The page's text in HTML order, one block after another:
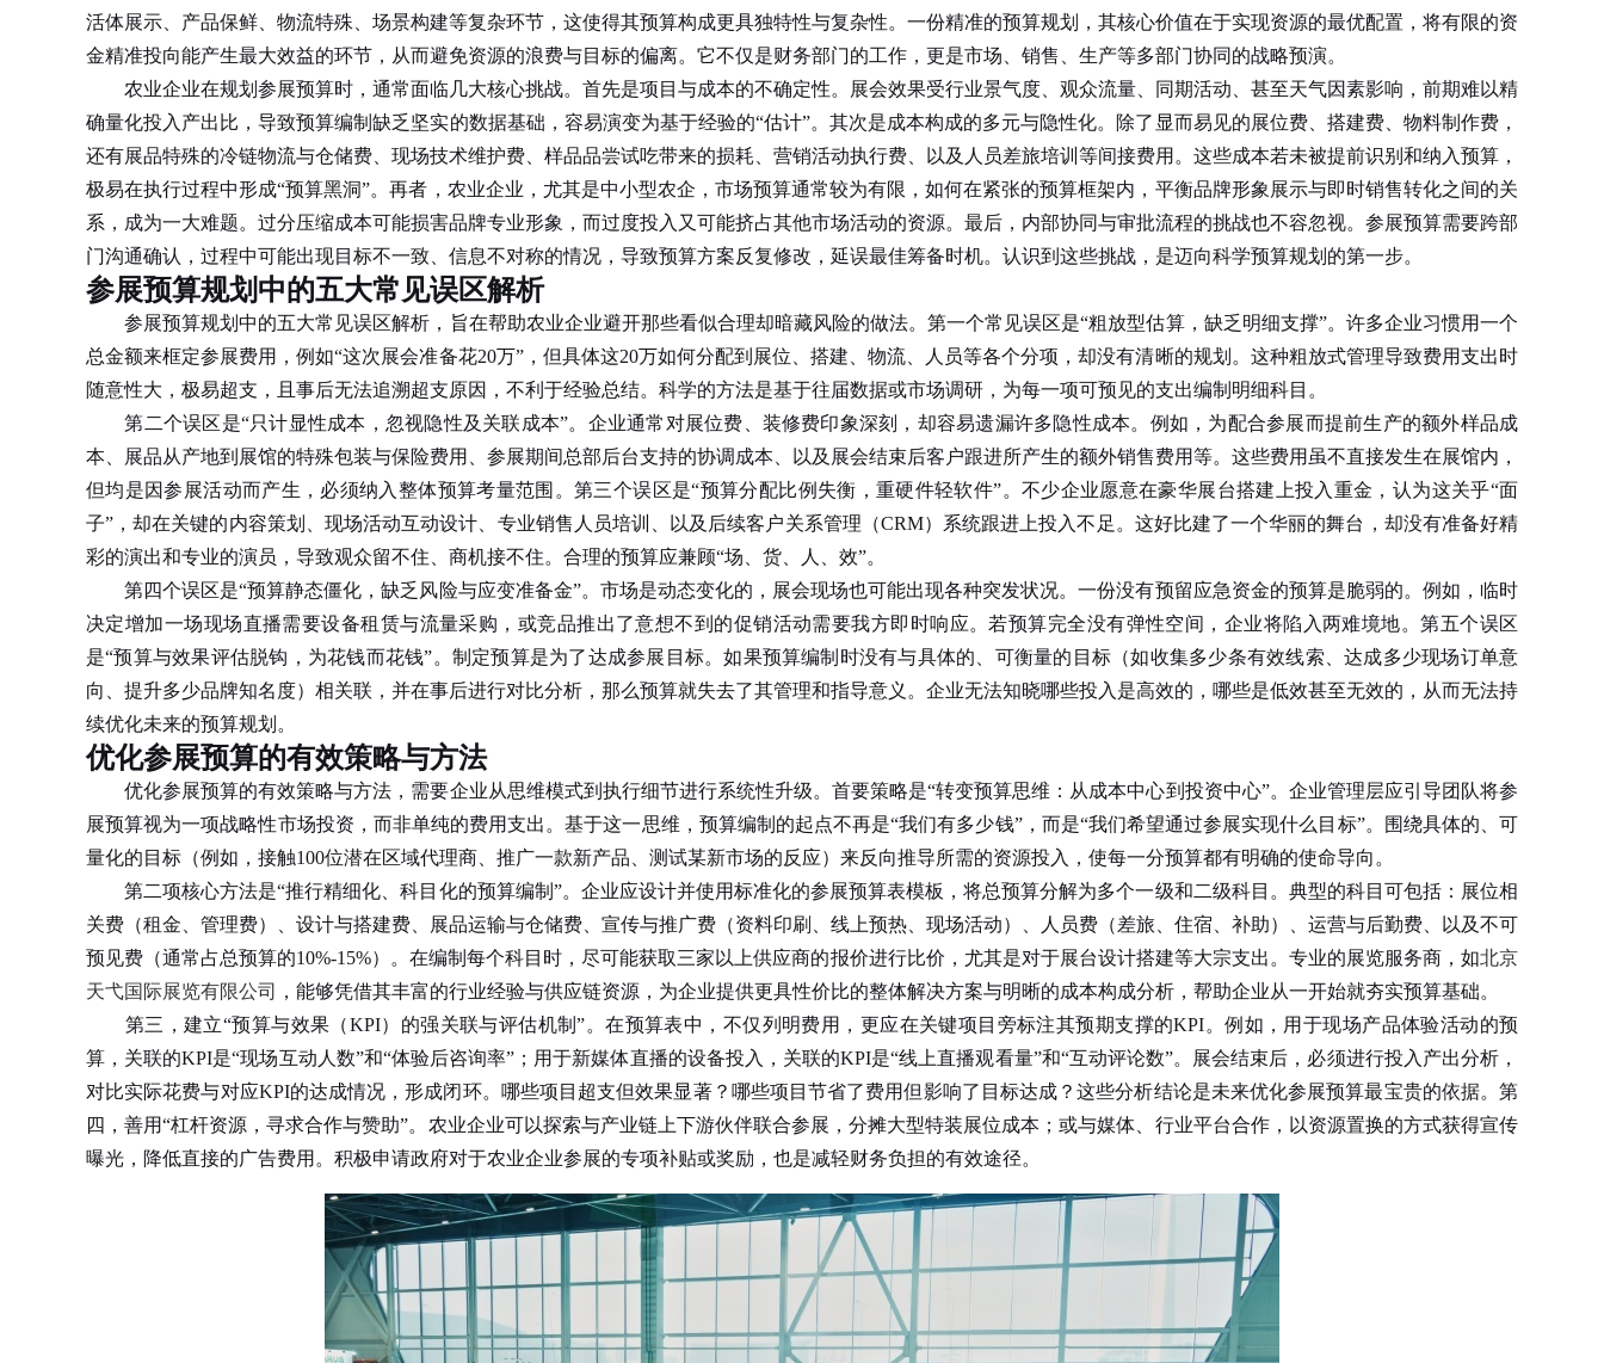
活体展示、产品保鲜、物流特殊、场景构建等复杂环节，这使得其预算构成更具独特性与复杂性。一份精准的预算规划，其核心价值在于实现资源的最优配置，将有限的资
金精准投向能产生最大效益的环节，从而避免资源的浪费与目标的偏离。它不仅是财务部门的工作，更是市场、销售、生产等多部门协同的战略预演。
农业企业在规划参展预算时，通常面临几大核心挑战。首先是项目与成本的不确定性。展会效果受行业景气度、观众流量、同期活动、甚至天气因素影响，前期难以精
确量化投入产出比，导致预算编制缺乏坚实的数据基础，容易演变为基于经验的“估计”。其次是成本构成的多元与隐性化。除了显而易见的展位费、搭建费、物料制作费，
还有展品特殊的冷链物流与仓储费、现场技术维护费、样品品尝试吃带来的损耗、营销活动执行费、以及人员差旅培训等间接费用。这些成本若未被提前识别和纳入预算，
极易在执行过程中形成“预算黑洞”。再者，农业企业，尤其是中小型农企，市场预算通常较为有限，如何在紧张的预算框架内，平衡品牌形象展示与即时销售转化之间的关
系，成为一大难题。过分压缩成本可能损害品牌专业形象，而过度投入又可能挤占其他市场活动的资源。最后，内部协同与审批流程的挑战也不容忽视。参展预算需要跨部
门沟通确认，过程中可能出现目标不一致、信息不对称的情况，导致预算方案反复修改，延误最佳筹备时机。认识到这些挑战，是迈向科学预算规划的第一步。
参展预算规划中的五大常见误区解析
参展预算规划中的五大常见误区解析，旨在帮助农业企业避开那些看似合理却暗藏风险的做法。第一个常见误区是“粗放型估算，缺乏明细支撑”。许多企业习惯用一个
总金额来框定参展费用，例如“这次展会准备花20万”，但具体这20万如何分配到展位、搭建、物流、人员等各个分项，却没有清晰的规划。这种粗放式管理导致费用支出时
随意性大，极易超支，且事后无法追溯超支原因，不利于经验总结。科学的方法是基于往届数据或市场调研，为每一项可预见的支出编制明细科目。
第二个误区是“只计显性成本，忽视隐性及关联成本”。企业通常对展位费、装修费印象深刻，却容易遗漏许多隐性成本。例如，为配合参展而提前生产的额外样品成
本、展品从产地到展馆的特殊包装与保险费用、参展期间总部后台支持的协调成本、以及展会结束后客户跟进所产生的额外销售费用等。这些费用虽不直接发生在展馆内，
但均是因参展活动而产生，必须纳入整体预算考量范围。第三个误区是“预算分配比例失衡，重硬件轻软件”。不少企业愿意在豪华展台搭建上投入重金，认为这关乎“面
子”，却在关键的内容策划、现场活动互动设计、专业销售人员培训、以及后续客户关系管理（CRM）系统跟进上投入不足。这好比建了一个华丽的舞台，却没有准备好精
彩的演出和专业的演员，导致观众留不住、商机接不住。合理的预算应兼顾“场、货、人、效”。
第四个误区是“预算静态僵化，缺乏风险与应变准备金”。市场是动态变化的，展会现场也可能出现各种突发状况。一份没有预留应急资金的预算是脆弱的。例如，临时
决定增加一场现场直播需要设备租赁与流量采购，或竞品推出了意想不到的促销活动需要我方即时响应。若预算完全没有弹性空间，企业将陷入两难境地。第五个误区
是“预算与效果评估脱钩，为花钱而花钱”。制定预算是为了达成参展目标。如果预算编制时没有与具体的、可衡量的目标（如收集多少条有效线索、达成多少现场订单意
向、提升多少品牌知名度）相关联，并在事后进行对比分析，那么预算就失去了其管理和指导意义。企业无法知晓哪些投入是高效的，哪些是低效甚至无效的，从而无法持
续优化未来的预算规划。
优化参展预算的有效策略与方法
优化参展预算的有效策略与方法，需要企业从思维模式到执行细节进行系统性升级。首要策略是“转变预算思维：从成本中心到投资中心”。企业管理层应引导团队将参
展预算视为一项战略性市场投资，而非单纯的费用支出。基于这一思维，预算编制的起点不再是“我们有多少钱”，而是“我们希望通过参展实现什么目标”。围绕具体的、可
量化的目标（例如，接触100位潜在区域代理商、推广一款新产品、测试某新市场的反应）来反向推导所需的资源投入，使每一分预算都有明确的使命导向。
第二项核心方法是“推行精细化、科目化的预算编制”。企业应设计并使用标准化的参展预算表模板，将总预算分解为多个一级和二级科目。典型的科目可包括：展位相
关费（租金、管理费）、设计与搭建费、展品运输与仓储费、宣传与推广费（资料印刷、线上预热、现场活动）、人员费（差旅、住宿、补助）、运营与后勤费、以及不可
预见费（通常占总预算的10%-15%）。在编制每个科目时，尽可能获取三家以上供应商的报价进行比价，尤其是对于展台设计搭建等大宗支出。专业的展览服务商，如北京
天弋国际展览有限公司
，能够凭借其丰富的行业经验与供应链资源，为企业提供更具性价比的整体解决方案与明晰的成本构成分析，帮助企业从一开始就夯实预算基础。
第三，建立“预算与效果（KPI）的强关联与评估机制”。在预算表中，不仅列明费用，更应在关键项目旁标注其预期支撑的KPI。例如，用于现场产品体验活动的预
算，关联的KPI是“现场互动人数”和“体验后咨询率”；用于新媒体直播的设备投入，关联的KPI是“线上直播观看量”和“互动评论数”。展会结束后，必须进行投入产出分析，
对比实际花费与对应KPI的达成情况，形成闭环。哪些项目超支但效果显著？哪些项目节省了费用但影响了目标达成？这些分析结论是未来优化参展预算最宝贵的依据。第
四，善用“杠杆资源，寻求合作与赞助”。农业企业可以探索与产业链上下游伙伴联合参展，分摊大型特装展位成本；或与媒体、行业平台合作，以资源置换的方式获得宣传
曝光，降低直接的广告费用。积极申请政府对于农业企业参展的专项补贴或奖励，也是减轻财务负担的有效途径。